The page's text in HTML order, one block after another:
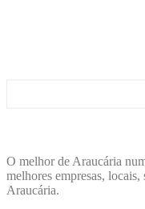
O melhor de Araucária
melhores empresas,
Araucária.